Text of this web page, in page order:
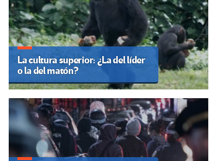
La cultura superior: ¿La del líder
o la del matón?